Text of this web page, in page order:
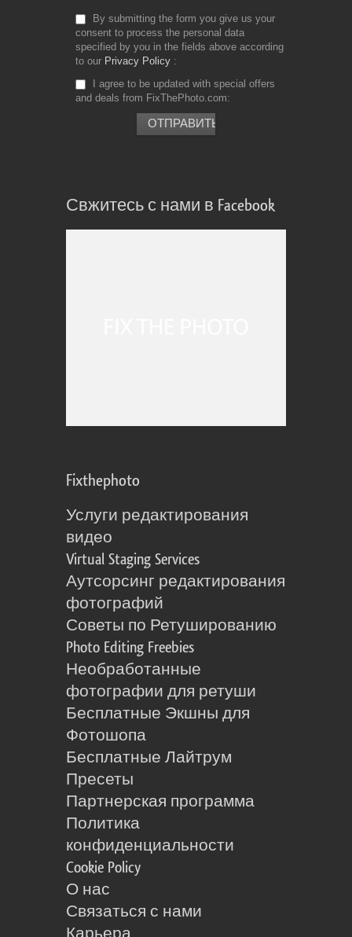
By submitting the form you give us your
consent to process the personal data
specified by you in the fields above according
to our Privacy Policy
I agree to be updated with special offers
and deals from FixThePhoto.com
Свжитесь с нами в Facebook
Fixthephoto
Услуги редактирования
видео
Virtual Staging Services
Аутсорсинг редактирования
фотографий
Советы по Ретушированию
Photo Editing Freebies
Необработанные
фотографии для ретуши
Бесплатные Экшны для
Фотошопа
Бесплатные Лайтрум
Пресеты
Партнерская программа
Политика
конфиденциальности
Cookie Policy
О нас
Связаться с нами